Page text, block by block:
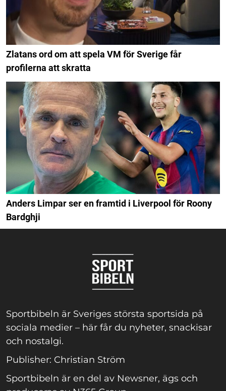
Zlatans ord om att spela VM för Sverige får
profilerna att skratta
Anders Limpar ser en framtid i Liverpool för Roony
Bardghji
Sportbibeln är Sveriges största sportsida på
sociala medier – här får du nyheter, snackisar
och nostalgi.
Publisher: Christian Ström
Sportbibeln är en del av Newsner, ägs och